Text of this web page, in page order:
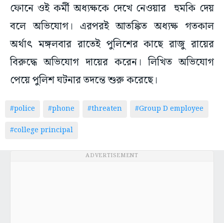
ফোনে ওই কর্মী অধ্যক্ষকে দেখে নেওয়ার হুমকি দেয়
বলে অভিযোগ। এরপরই আতঙ্কিত অধ্যক্ষ গতকাল
অর্থাৎ মঙ্গলবার রাতেই পুলিশের কাছে রাজু রায়ের
বিরুদ্ধে অভিযোগ দায়ের করেন। লিখিত অভিযোগ
পেয়ে পুলিশ ঘটনার তদন্তে শুরু করেছে।
#police #phone #threaten
#Group D employee
#college principal
ADVERTISEMENT